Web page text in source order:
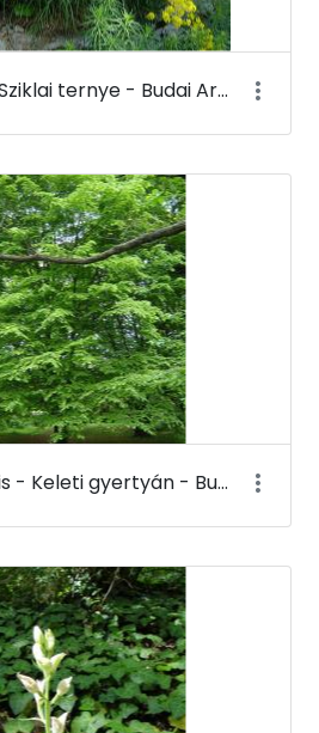
Aurinia saxatilis - Sziklai ternye - Budai Arborétum
Carpinus orientalis - Keleti gyertyán - Budai Arborétum